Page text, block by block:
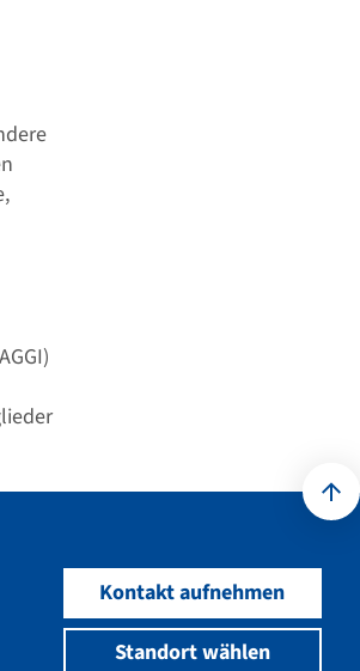
Kontakt aufnehmen
Standort wählen